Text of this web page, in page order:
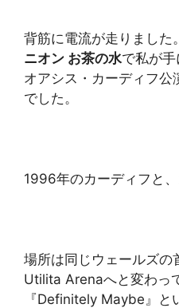
背筋に電流が走りました
ニオン お茶の水で私が
オアシス・カーディフ公
でした。
1996年のカーディフと
場所は同じウェールズの
Utilita Arenaへと変わっ
『Definitely Maybe』と